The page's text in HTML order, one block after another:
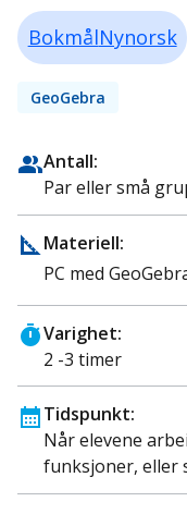
BokmålNynorsk
GeoGebra
Antall:
Par eller små
Materiell:
PC med
Varighet:
2 -3 timer
Tidspunkt:
Når elevene
funksjoner, eller